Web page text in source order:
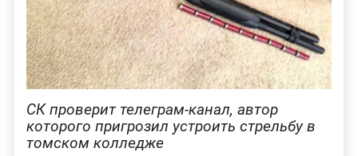
СК проверит телеграм-канал, автор
которого пригрозил устроить стрельбу в
томском колледже